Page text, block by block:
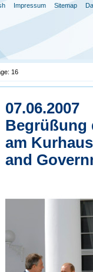
Impressum Sitemap
16
07.06.2007
Begrüßung
am
and